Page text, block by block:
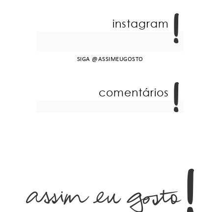
instagram
SIGA @ASSIMEUGOSTO
comentários